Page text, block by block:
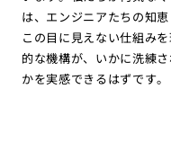
は、エンジニアたちの知
この目に見えない仕組み
的な機構が、いかに洗練
かを実感できるはずです。